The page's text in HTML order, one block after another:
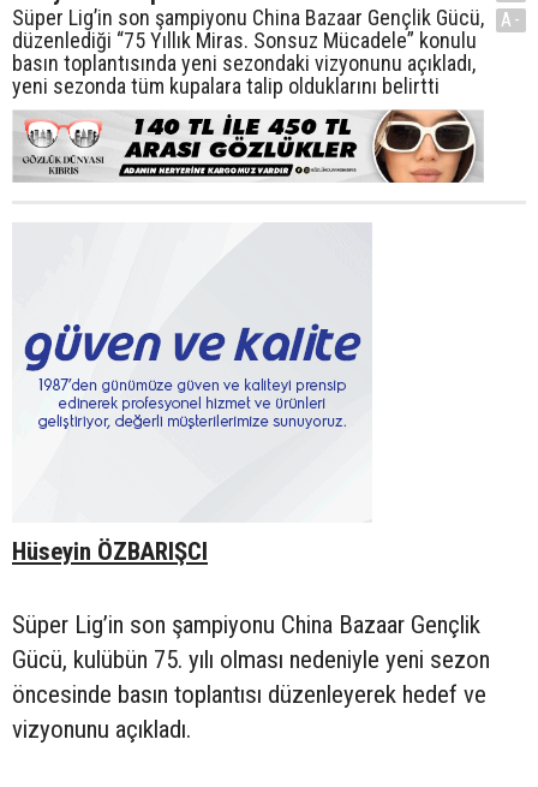
Süper Lig’in son şampiyonu China Bazaar Gençlik Gücü,
düzenlediği “75 Yıllık Miras. Sonsuz Mücadele” konulu
basın toplantısında yeni sezondaki vizyonunu açıkladı,
yeni sezonda tüm kupalara talip olduklarını belirtti
A-
Hüseyin ÖZBARIŞCI
Süper Lig’in son şampiyonu China Bazaar Gençlik
Gücü, kulübün 75. yılı olması nedeniyle yeni sezon
öncesinde basın toplantısı düzenleyerek hedef ve
vizyonunu açıkladı.